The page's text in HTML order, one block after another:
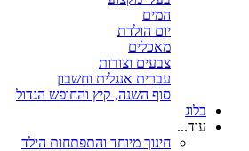
המים
יום הולדת
מאכלים
צבעים וצורות
עברית אנגלית וחשבון
סוף השנה, קיץ והחופש הגדול
בלוג
עוד...
חינוך מיוחד והתפתחות הילד